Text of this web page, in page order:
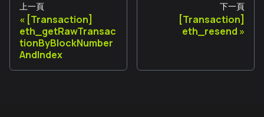
上一頁
[Transaction]
eth_getRawTransac
tionByBlockNumber
AndIndex
下一頁
[Transaction]
eth_resend